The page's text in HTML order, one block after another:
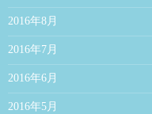
2016年8月
2016年7月
2016年6月
2016年5月